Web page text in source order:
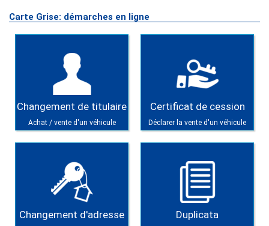
Carte Grise: démarches en ligne
Changement de titulaire
Achat / vente d'un véhicule
Certificat de cession
Déclarer la vente d'un véhicule
Changement d'adresse Duplicata